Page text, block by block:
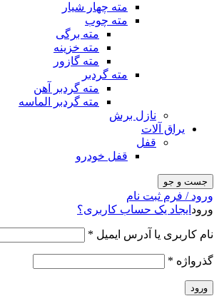
مته چهار شیار
مته چوب
مته برگی
مته خزینه
مته گازور
مته گردبر
مته گردبر آهن
مته گردبر الماسه
نازل برش
یراق آلات
قفل
قفل خودرو
جست و جو
ورود / فرم ثبت نام
ورود ایجاد یک حساب کاربری؟
نام کاربری یا آدرس ایمیل *
گذرواژه *
ورود